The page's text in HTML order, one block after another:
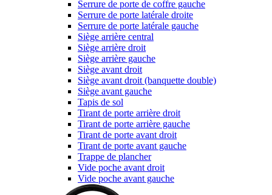
Serrure de porte de coffre gauche
Serrure de porte latérale droite
Serrure de porte latérale gauche
Siège arrière central
Siège arrière droit
Siège arrière gauche
Siège avant droit
Siège avant droit (banquette double)
Siège avant gauche
Tapis de sol
Tirant de porte arrière droit
Tirant de porte arrière gauche
Tirant de porte avant droit
Tirant de porte avant gauche
Trappe de plancher
Vide poche avant droit
Vide poche avant gauche